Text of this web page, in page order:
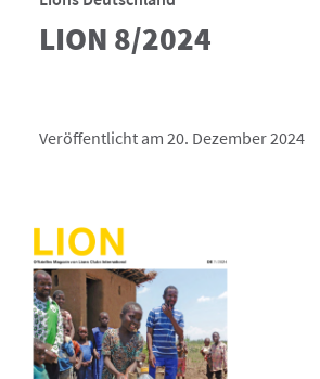
LION 8/2024
Veröffentlicht am 20. Dezember 2024